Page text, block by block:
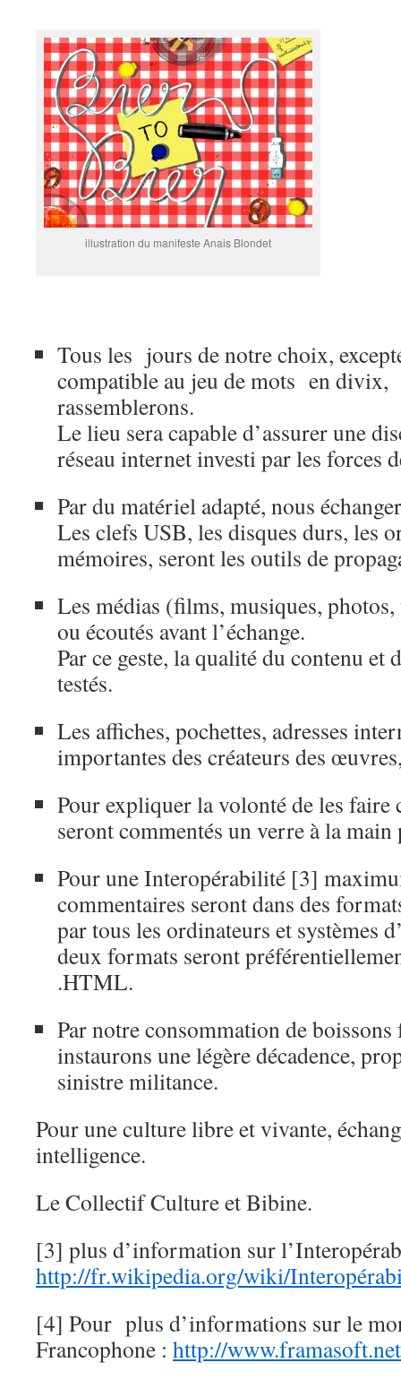
illustration du manifeste Anais Blondet
Tous les jours de notre choix,
compatible au jeu de mots en divix,
rassemblerons.
Le lieu sera capable d’assurer une
réseau internet investi par les forces
Par du matériel adapté, nous
Les clefs USB, les disques durs, les
mémoires, seront les outils de
Les médias (films, musiques,
ou écoutés avant l’échange.
Par ce geste, la qualité du contenu et
testés.
Les affiches, pochettes, adresses
importantes des créateurs des
Pour expliquer la volonté de les
seront commentés un verre à la main
Pour une Interopérabilité [3]
commentaires seront dans des
par tous les ordinateurs et systèmes
deux formats seront
.HTML.
Par notre consommation de boissons
instaurons une légère décadence,
sinistre militance.
Pour une culture libre et vivante,
intelligence.
Le Collectif Culture et Bibine.
[3] plus d’information sur
http://fr.wikipedia.org/wiki/
[4] Pour plus d’informations sur le
Francophone : http://www.framasoft.net